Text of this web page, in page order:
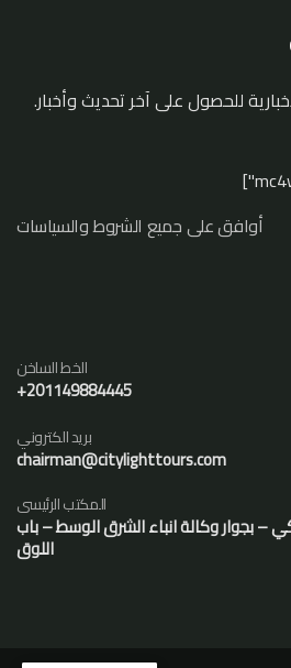
للحصول على آخر تحديث وأخبار.
أوافق على جميع الشروط والسياسات
الخط الساخن
201149884445+
بريد الكتروني
chairman@citylighttours.com
المكتب الرئيسى
– بجوار وكالة انباء الشرق الوسط – باب
اللوق